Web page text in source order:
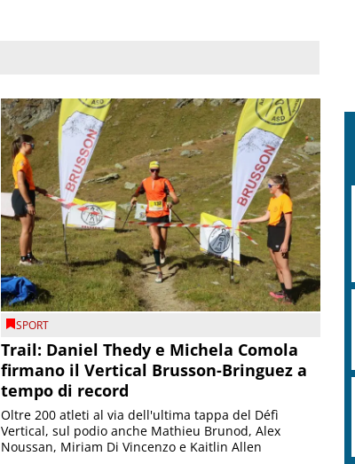
SPORT
Trail: Daniel Thedy e Michela Comola
firmano il Vertical Brusson-Bringuez a
tempo di record
Oltre 200 atleti al via dell'ultima tappa del Défì
Vertical, sul podio anche Mathieu Brunod, Alex
Noussan, Miriam Di Vincenzo e Kaitlin Allen